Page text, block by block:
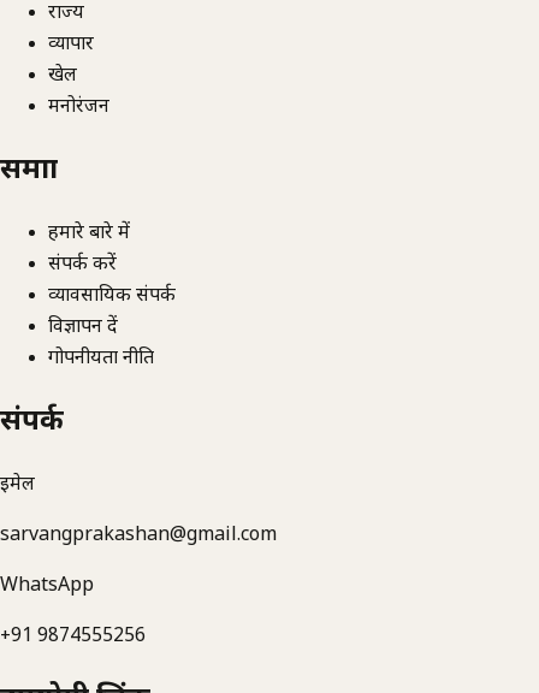
राज्य
व्यापार
खेल
मनोरंजन
समाज्ञा
हमारे बारे में
संपर्क करें
व्यावसायिक संपर्क
विज्ञापन दें
गोपनीयता नीति
संपर्क
ईमेल
sarvangprakashan@gmail.com
WhatsApp
+91 9874555256